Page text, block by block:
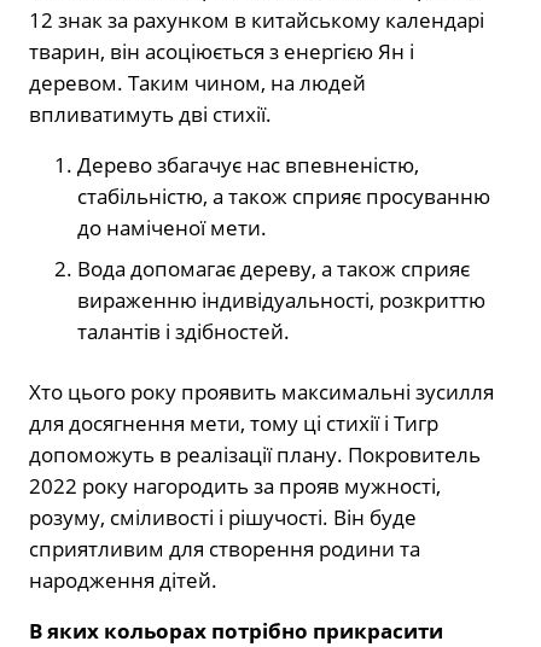
12 знак за рахунком в китайському календарі
тварин, він асоціюється з енергією Ян і
деревом. Таким чином, на людей
впливатимуть дві стихії.
Дерево збагачує нас впевненістю,
стабільністю, а також сприяє просуванню
до наміченої мети.
Вода допомагає дереву, а також сприяє
вираженню індивідуальності, розкриттю
талантів і здібностей.
Хто цього року проявить максимальні зусилля
для досягнення мети, тому ці стихії і Тигр
допоможуть в реалізації плану. Покровитель
2022 року нагородить за прояв мужності,
розуму, сміливості і рішучості. Він буде
сприятливим для створення родини та
народження дітей.
В яких кольорах потрібно прикрасити